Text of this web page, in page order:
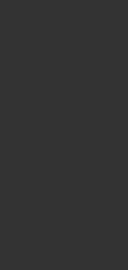
Person
Erklärung oder einer